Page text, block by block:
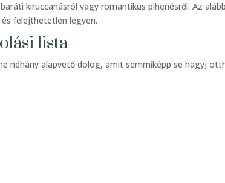
kiruccanásról vagy romantikus pihenésről. Az
felejthetetlen legyen.
lista
néhány alapvető dolog, amit semmiképp se hagyj